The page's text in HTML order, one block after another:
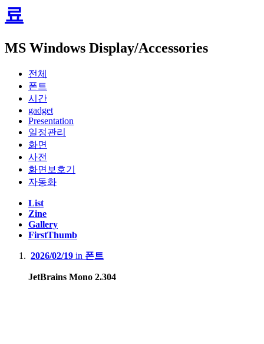
료
MS Windows Display/Accessories
전체
폰트
시간
gadget
Presentation
일정관리
화면
사전
화면보호기
자동화
List
Zine
Gallery
FirstThumb
2026/02/19 in 폰트
JetBrains Mono 2.304